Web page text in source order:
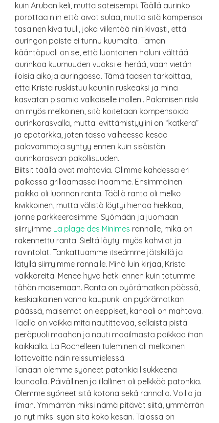
kuin Aruban keli, mutta sateisempi. Täällä aurinko
porottaa niin että aivot sulaa, mutta sitä kompensoi
tasainen kiva tuuli, joka viilentää niin kivasti, että
auringon paiste ei tunnu kuumalta. Tämän
kääntöpuoli on se, että luontainen haluni välttää
aurinkoa kuumuuden vuoksi ei herää, vaan vietän
iloisia aikoja auringossa. Tämä taasen tarkoittaa,
että Krista ruskistuu kauniin ruskeaksi ja minä
kasvatan pisamia valkoiselle iholleni. Palamisen riski
on myös melkoinen, sitä koitetaan kompensoida
aurinkorasvalla, mutta levittämistyylini on “katkera”
ja epätarkka, joten tässä vaiheessa kesää
palovammoja syntyy ennen kuin sisäistän
aurinkorasvan pakollisuuden.
Biitsit täällä ovat mahtavia. Olimme kahdessa eri
paikassa grillaamassa ihoamme. Ensimmäinen
paikka oli luonnon ranta. Täällä ranta oli melko
kivikkoinen, mutta välistä löytyi hienoa hiekkaa,
jonne parkkeerasimme. Syömään ja juomaan
siirryimme La plage des Minimes rannalle, mikä on
rakennettu ranta. Sieltä löytyi myös kahvilat ja
ravintolat. Tankattuamme itseämme jätskillä ja
lätyllä siirryimme rannalle. Minä luin kirjaa, Krista
väikkäreitä. Menee hyvä hetki ennen kuin totumme
tähän maisemaan. Ranta on pyörämatkan päässä,
keskiaikainen vanha kaupunki on pyörämatkan
päässä, maisemat on eeppiset, kanaali on mahtava.
Täällä on vaikka mitä nautittavaa, sellaista pistä
peräpuoli maahan ja nauti maailmasta paikkaa ihan
kaikkialla. La Rochelleen tuleminen oli melkoinen
lottovoitto näin reissumielessä.
Tänään olemme syöneet patonkia lisukkeena
lounaalla. Päivällinen ja illallinen oli pelkkää patonkia.
Olemme syöneet sitä kotona sekä rannalla. Voilla ja
ilman. Ymmärrän miksi nämä pitävät siitä, ymmärrän
jo nyt miksi syön sitä koko kesän. Talossa on